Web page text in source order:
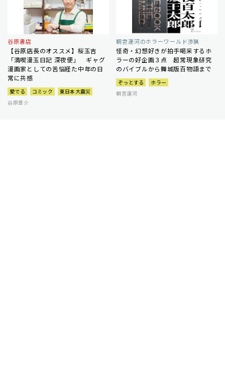
谷原書店
【谷原店長のオススメ】桜玉吉
「満喫漫玉日記 深夜便」 ギャグ
漫画家としての苦悩経た中年の日
常に共感
愛でる コミック
東日本大震災
谷原章介
朝宮運河のホラーワールド渉猟
怪奇・幻想好きが拍手喝采するホ
ラーの好企画３点 超常現象研究
のバイブルから舞城版百物語まで
ぞっとする
ホラー
朝宮運河